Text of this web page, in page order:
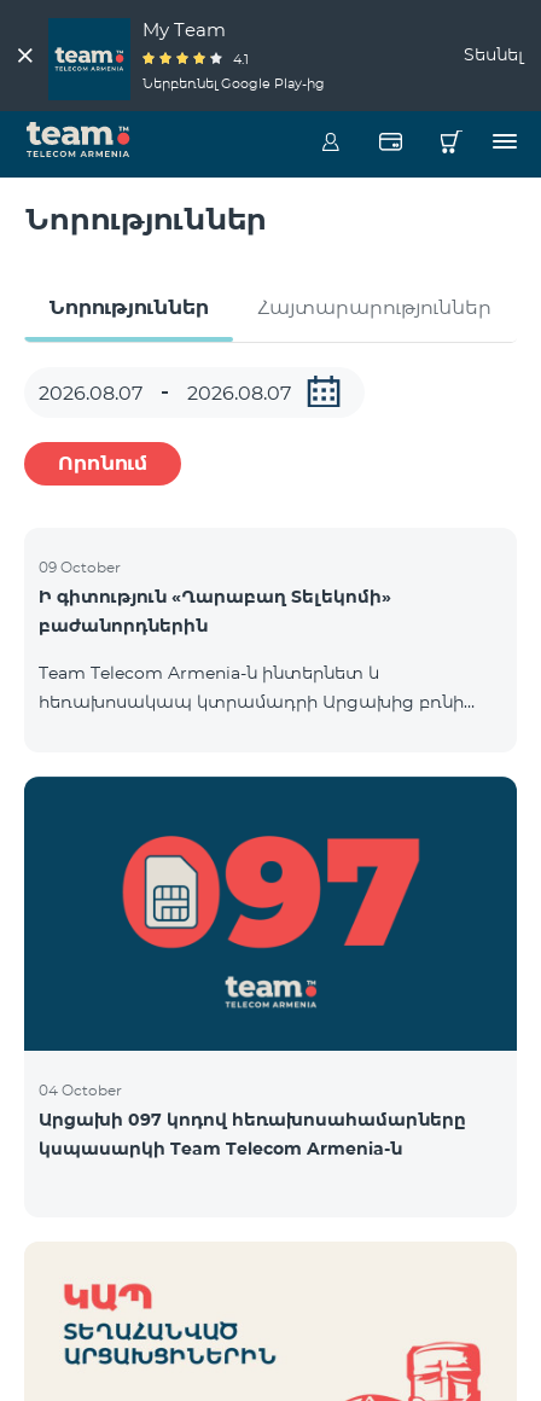
My Team
4.1
Ներբեռնել Google Play-ից
Տեսնել
Նորություններ
Նորություններ Հայտարարություններ
Որոնում
09 October
Ի գիտություն «Ղարաբաղ Տելեկոմի»
բաժանորդներին
Team Telecom Armenia-ն ինտերնետ և
հեռախոսակապ կտրամադրի Արցախից բռնի
համարվելու են «Բի ֆրի 097» սակագնային
փաթեթի բաժանորդ՝ համաձայնվելով
www.telecomarmenia.am կայքում զետեղված դրա
պայմաններին և հրապարակային օֆերտային։
բաժանորդները կօգտվեն «Բի ֆրի 097» հատո
04 October
Արցախի 097 կոդով հեռախոսահամարները
կսպասարկի Team Telecom Armenia-ն